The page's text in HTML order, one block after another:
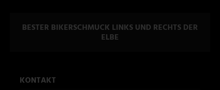
BESTER BIKERSCHMUCK LINKS UND RECHTS DER
ELBE
KONTAKT